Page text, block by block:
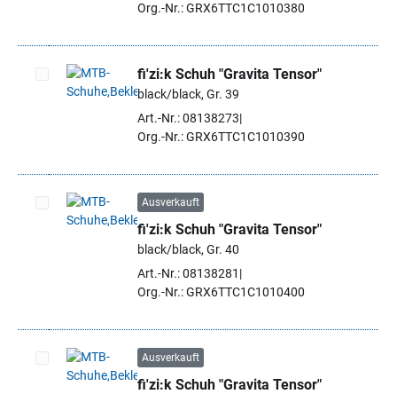
Org.-Nr.: GRX6TTC1C1010380
Artikel auswählen
fi'zi:k Schuh "Gravita Tensor"
black/black, Gr. 39
Art.-Nr.: 08138273
Org.-Nr.: GRX6TTC1C1010390
Artikel auswählen
Ausverkauft
fi'zi:k Schuh "Gravita Tensor"
black/black, Gr. 40
Art.-Nr.: 08138281
Org.-Nr.: GRX6TTC1C1010400
Ausverkauft
fi'zi:k Schuh "Gravita Tensor"